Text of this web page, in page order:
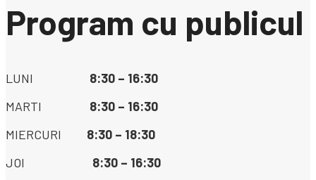
Program cu publicul
LUNI 8:30 – 16:30
MARTI 8:30 – 16:30
MIERCURI 8:30 – 18:30
JOI 8:30 – 16:30